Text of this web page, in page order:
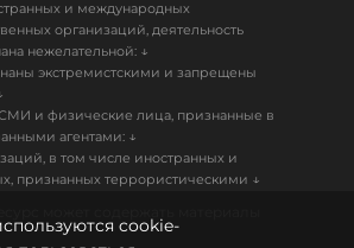
и международных
организаций, деятельность
нежелательной: ↓
экстремистскими и запрещены
и физические лица, признанные в
агентами: ↓
в том числе иностранных и
признанных террористическими ↓
cookie-